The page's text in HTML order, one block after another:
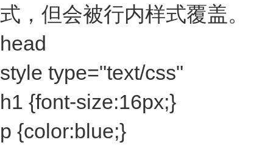
式，但会被行内样式覆盖。
head
style type="text/css"
h1 {font-size:16px;}
p {color:blue;}